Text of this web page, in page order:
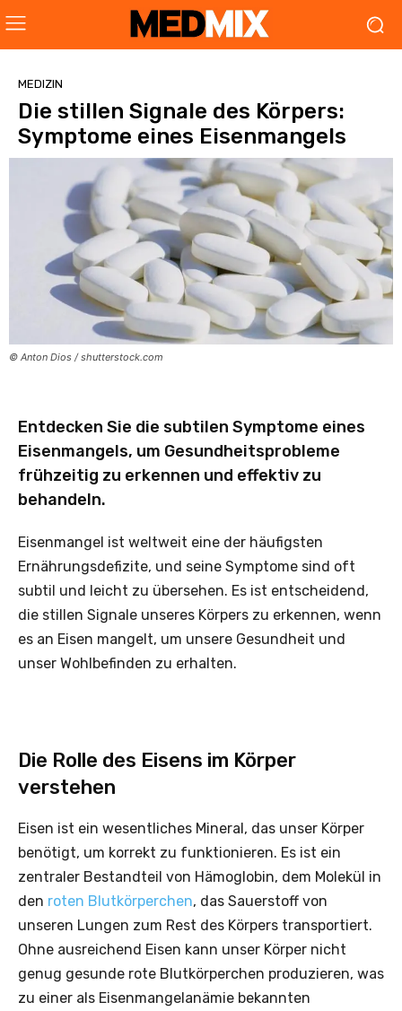
MEDIZIN
Die stillen Signale des Körpers:
Symptome eines Eisenmangels
© Anton Dios / shutterstock.com
Entdecken Sie die subtilen Symptome eines
Eisenmangels, um Gesundheitsprobleme
frühzeitig zu erkennen und effektiv zu
behandeln.
Eisenmangel ist weltweit eine der häufigsten
Ernährungsdefizite, und seine Symptome sind oft
subtil und leicht zu übersehen. Es ist entscheidend,
die stillen Signale unseres Körpers zu erkennen, wenn
es an Eisen mangelt, um unsere Gesundheit und
unser Wohlbefinden zu erhalten.
Die Rolle des Eisens im Körper
verstehen
Eisen ist ein wesentliches Mineral, das unser Körper
benötigt, um korrekt zu funktionieren. Es ist ein
zentraler Bestandteil von Hämoglobin, dem Molekül in
den roten Blutkörperchen, das Sauerstoff von
unseren Lungen zum Rest des Körpers transportiert.
Ohne ausreichend Eisen kann unser Körper nicht
genug gesunde rote Blutkörperchen produzieren, was
zu einer als Eisenmangelanämie bekannten